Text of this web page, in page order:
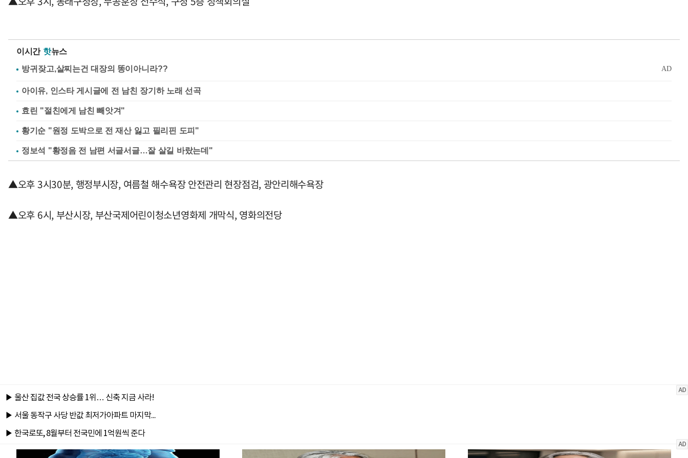
이시간 핫뉴스
아이유, 인스타 게시글에 전 남친 장기하 노래 선곡
효린 "절친에게 남친 빼앗겨"
황기순 "원정 도박으로 전 재산 잃고 필리핀 도피"
정보석 "황정음 전 남편 서글서글…잘 살길 바랐는데"
▲오후 3시30분, 행정부시장, 여름철 해수욕장 안전관리 현장점검, 광안리해수욕장
▲오후 6시, 부산시장, 부산국제어린이청소년영화제 개막식, 영화의전당